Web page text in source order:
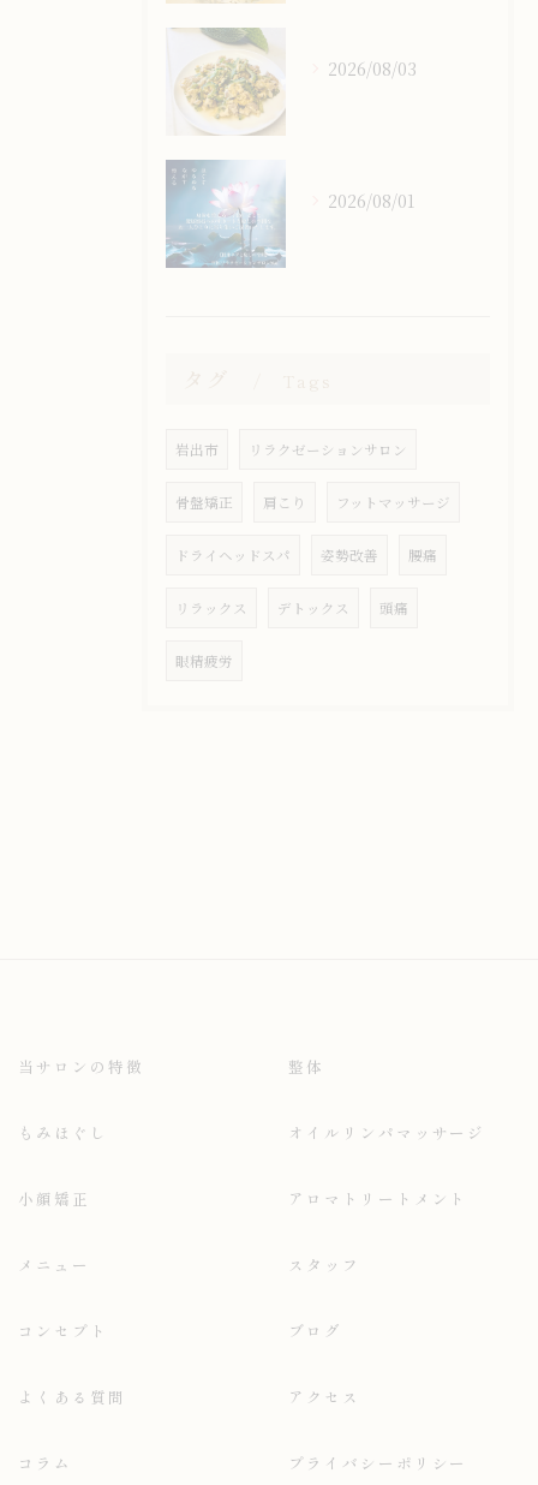
2026/08/03
2026/08/01
岩出市 リラクゼーションサロン
骨盤矯正 肩こり フットマッサージ
ドライヘッドスパ 姿勢改善 腰痛
リラックス デトックス 頭痛
眼精疲労
当サロンの特徴 整体
もみほぐし オイルリンパマッサージ
小顔矯正 アロマトリートメント
メニュー スタッフ
コンセプト ブログ
よくある質問 アクセス
コラム プライバシーポリシー